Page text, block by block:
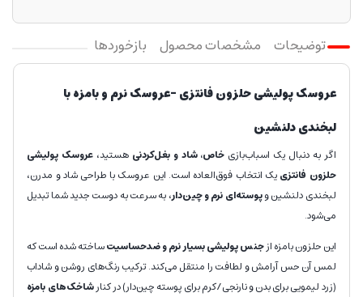
توضیحات مشخصات محصول بازخوردها
عروسک پولیشی حلزون فانتزی –عروسک نرم و بامزه با
لبخندی دلنشین
اگر به دنبال یک اسباب‌بازی خاص، شاد و بغل‌کردنی هستید، عروسک پولیشی
حلزون فانتزییک انتخاب فوق‌العاده است. این عروسک با طراحی شاد و مدرن،
لبخندی دلنشین وپوسته‌ای نرم و چین‌دار، به سرعت به دوست جدید شما تبدیل
می‌شود.
این حلزون بامزه ازجنس پولیشی بسیار نرم و ضدحساسیتساخته شده است که
لمس آن حس آرامش و لطافت را منتقل می‌کند. ترکیب رنگ‌های روشن و شاداب
(زرد لیمویی برای بدن و نارنجی/کرم برای پوسته چین‌دار) در کنارشاخک‌های بامزه